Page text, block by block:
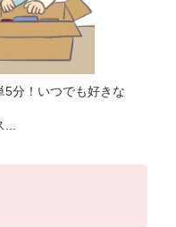
5分！いつでも好きな